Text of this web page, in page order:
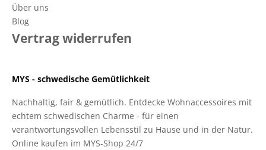
Über uns
Blog
Vertrag widerrufen
MYS - schwedische Gemütlichkeit
Nachhaltig, fair & gemütlich. Entdecke Wohnaccessoires mit
echtem schwedischen Charme - für einen
verantwortungsvollen Lebensstil zu Hause und in der Natur.
Online kaufen im MYS-Shop 24/7